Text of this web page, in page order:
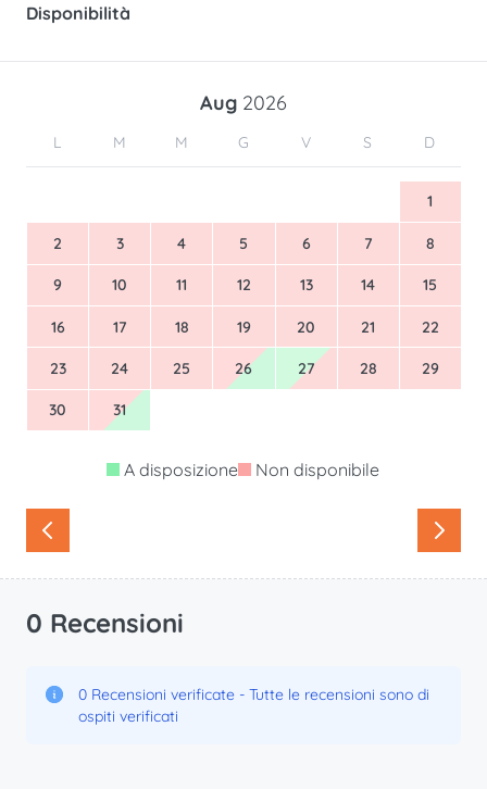
Disponibilità
Aug2026
L M M G V S D
1
2 3 4 5 6 7 8
9 10 11 12 13 14 15
16 17 18 19 20 21 22
23 24 25 26 27 28 29
30 31
A disposizione Non disponibile
0 Recensioni
0 Recensioni verificate - Tutte le recensioni sono di
ospiti verificati